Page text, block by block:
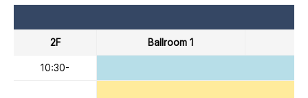
2F Ballroom 1
10:30-